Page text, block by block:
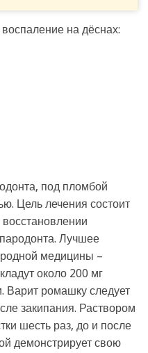
на дёснах:
под пломбой
Цель лечения состоит
Лучшее
медицины –
около 200 мг
ромашку следует
закипания. Раствором
шесть раз, до и после
демонстрирует свою